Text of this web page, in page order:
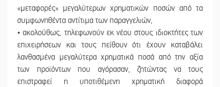
«μεταφορές» μεγαλύτερων χρηματικών ποσών από τα
συμφωνηθέντα αντίτιμα των παραγγελιών,
• ακολούθως, τηλεφωνούν εκ νέου στους ιδιοκτήτες των
επιχειρήσεων και τους πείθουν ότι έχουν καταβάλει
λανθασμένα μεγαλύτερα χρηματικά ποσά από την αξία
των προϊόντων που αγόρασαν, ζητώντας να τους
επιστραφεί η υποτιθέμενη χρηματική διαφορά